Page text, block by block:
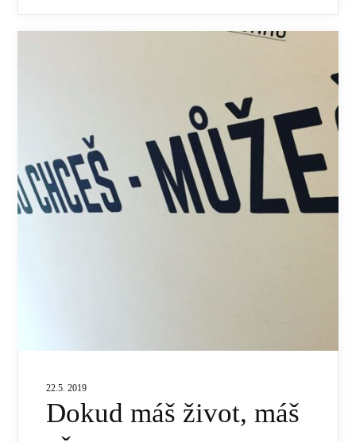
22.5. 2019
Dokud máš život, máš